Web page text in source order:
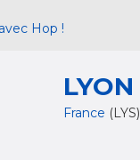
Hop !
LYON
France (LYS)